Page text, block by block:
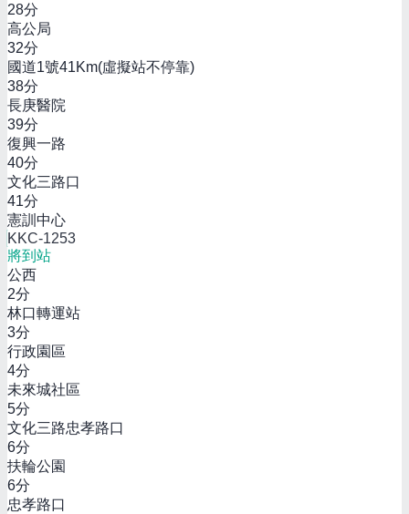
28分
高公局
32分
國道1號41Km(虛擬站不停靠)
38分
長庚醫院
39分
復興一路
40分
文化三路口
41分
憲訓中心
KKC-1253
將到站
公西
2分
林口轉運站
3分
行政園區
4分
未來城社區
5分
文化三路忠孝路口
6分
扶輪公園
6分
忠孝路口